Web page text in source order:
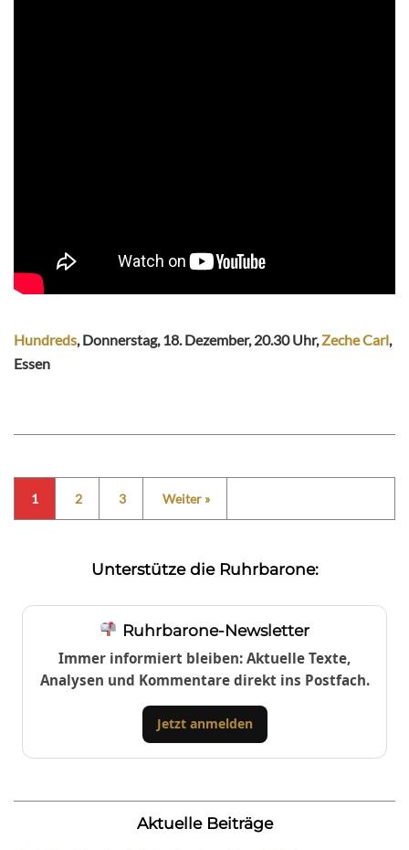
Hundreds, Donnerstag, 18. Dezember, 20.30 Uhr, Zeche Carl,
Essen
1 2 3 Weiter »
Unterstütze die Ruhrbarone:
Ruhrbarone-Newsletter
Immer informiert bleiben: Aktuelle Texte,
Analysen und Kommentare direkt ins Postfach.
Jetzt anmelden
Aktuelle Beiträge